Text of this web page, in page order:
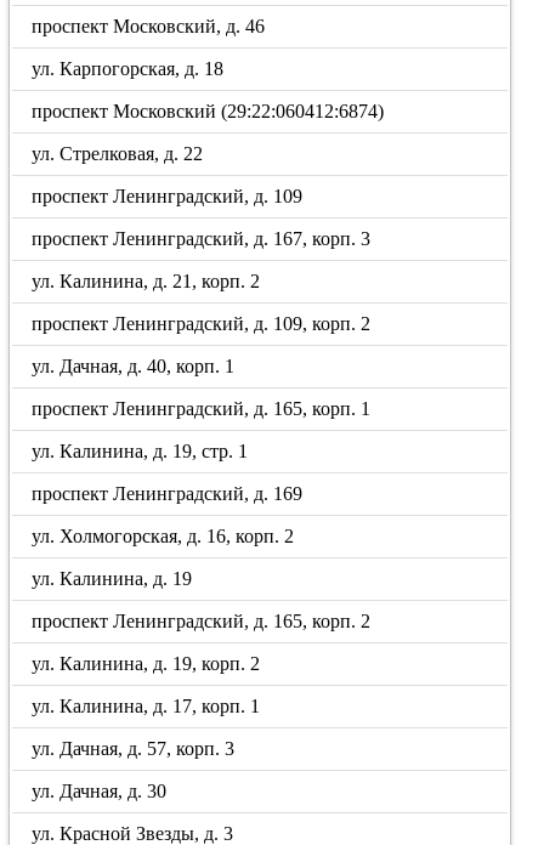
проспект Московский, д. 46
ул. Карпогорская, д. 18
проспект Московский (29:22:060412:6874)
ул. Стрелковая, д. 22
проспект Ленинградский, д. 109
проспект Ленинградский, д. 167, корп. 3
ул. Калинина, д. 21, корп. 2
проспект Ленинградский, д. 109, корп. 2
ул. Дачная, д. 40, корп. 1
проспект Ленинградский, д. 165, корп. 1
ул. Калинина, д. 19, стр. 1
проспект Ленинградский, д. 169
ул. Холмогорская, д. 16, корп. 2
ул. Калинина, д. 19
проспект Ленинградский, д. 165, корп. 2
ул. Калинина, д. 19, корп. 2
ул. Калинина, д. 17, корп. 1
ул. Дачная, д. 57, корп. 3
ул. Дачная, д. 30
ул. Красной Звезды, д. 3